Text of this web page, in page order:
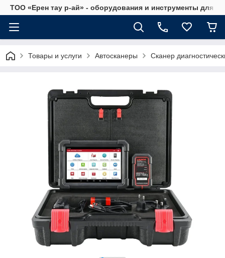
ТОО «Ерен тау р-ай» - оборудования и инструменты для
Товары и услуги Автосканеры Сканер